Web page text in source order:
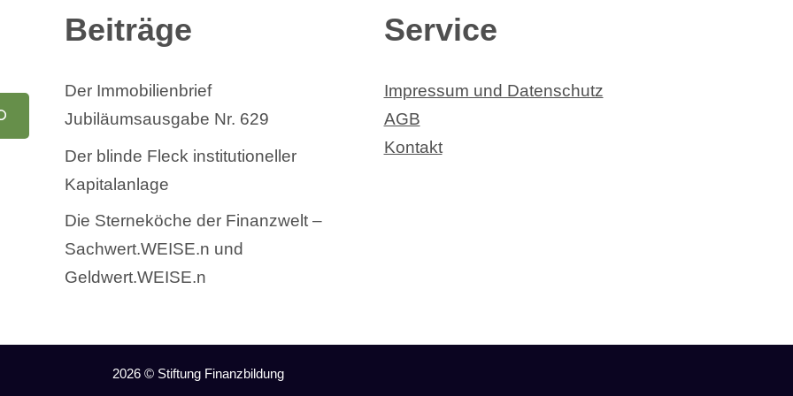
Beiträge
Der Immobilienbrief
Jubiläumsausgabe Nr. 629
Der blinde Fleck institutioneller
Kapitalanlage
Die Sterneköche der Finanzwelt –
Sachwert.WEISE.n und
Geldwert.WEISE.n
Service
Impressum und Datenschutz
AGB
Kontakt
2026 © Stiftung Finanzbildung